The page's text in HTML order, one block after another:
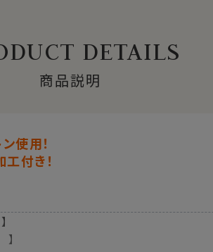
DETAILS
商品説明
使用！
付き！